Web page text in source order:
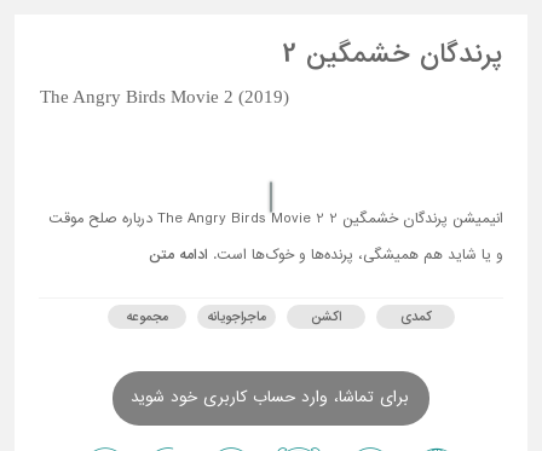
پرندگان خشمگین 2
The Angry Birds Movie 2 (2019)
انیمیشن پرندگان خشمگین 2 The Angry Birds Movie 2 درباره صلح موقت
و یا شاید هم همیشگی، پرنده‌ها و خوک‌ها است. ادامه متن
کمدی اکشن ماجراجویانه مجموعه
برای تماشا، وارد حساب کاربری خود شوید